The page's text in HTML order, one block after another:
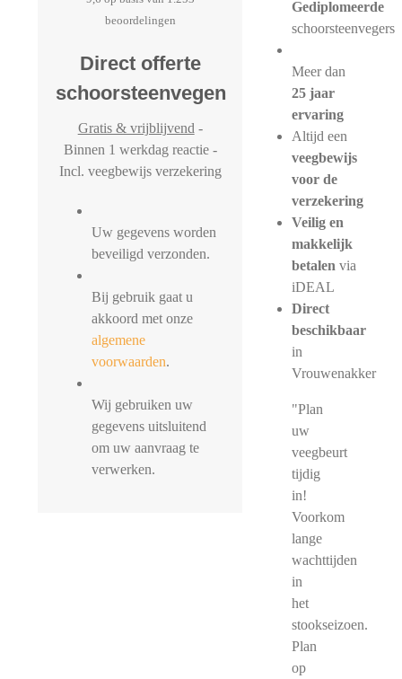
beoordelingen
Direct offerte
schoorsteenvegen
Gratis & vrijblijvend -
Binnen 1 werkdag reactie -
Incl. veegbewijs verzekering
Uw gegevens worden
beveiligd verzonden.
Bij gebruik gaat u
akkoord met onze
algemene
voorwaarden.
Wij gebruiken uw
gegevens uitsluitend
om uw aanvraag te
verwerken.
Gediplomeerde
schoorsteenvegers
Meer dan
25 jaar
ervaring
Altijd een
veegbewijs
voor de
verzekering
Veilig en
makkelijk
betalen via
iDEAL
Direct
beschikbaar
in
Vrouwenakker
"Plan
uw
veegbeurt
tijdig
in!
Voorkom
lange
wachttijden
in
het
stookseizoen.
Plan
op